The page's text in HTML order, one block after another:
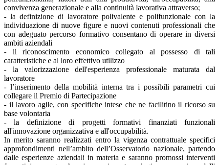
convivenza generazionale e alla continuità lavorativa attraverso;
- la definizione di lavoratore polivalente e polifunzionale con la
individuazione di nuove figure e nuovi contenuti professionali che
con adeguato percorso formativo consentano di operare in diversi
ambiti aziendali
- il riconoscimento economico collegato al possesso di tali
caratteristiche e al loro effettivo utilizzo
- la valorizzazione dell'esperienza professionale maturata dal
lavoratore
- l’inserimento della mobilità interna tra i possibili parametri cui
collegare il Premio di Partecipazione
- il lavoro agile, con specifiche intese che ne facilitino il ricorso su
base volontaria
- la definizione di progetti formativi finanziati funzionali
all'innovazione organizzativa e all'occupabilità.
In merito saranno realizzati entro la vigenza contrattuale specifici
approfondimenti nell’ambito dell’Osservatorio nazionale, partendo
dalle esperienze aziendali in materia e saranno promossi interventi